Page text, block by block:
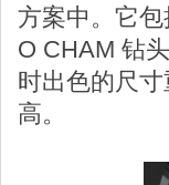
方案中。它
O CHAM 钻
时出色的尺
高。